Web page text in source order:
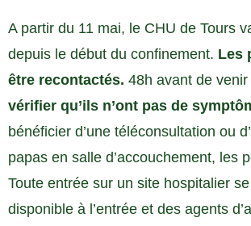
A partir du 11 mai, le CHU de Tours
depuis le début du confinement. Les
être recontactés. 48h avant de
vérifier qu’ils n’ont pas de
bénéficier d’une téléconsultation ou
papas en salle d’accouchement, les
Toute entrée sur un site hospitalier
disponible à l’entrée et des agents